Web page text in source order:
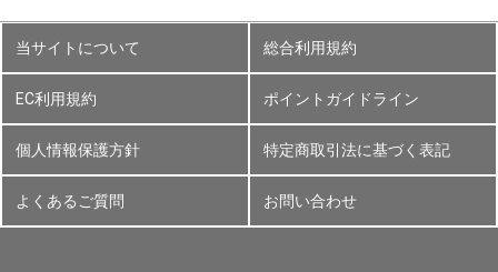
当サイトについて 総合利用規約
EC利用規約 ポイントガイドライン
個人情報保護方針 特定商取引法に基づく表記
よくあるご質問 お問い合わせ